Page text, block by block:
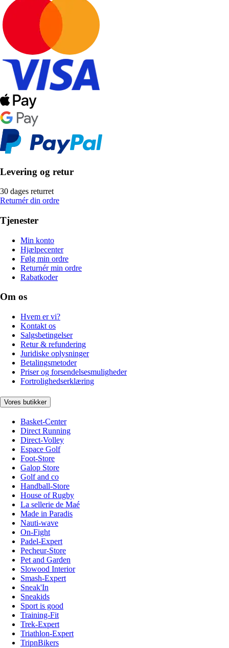
Levering og retur
30 dages returret
Returnér din ordre
Tjenester
Min konto
Hjælpecenter
Følg min ordre
Returnér min ordre
Rabatkoder
Om os
Hvem er vi?
Kontakt os
Salgsbetingelser
Retur & refundering
Juridiske oplysninger
Betalingsmetoder
Priser og forsendelsesmuligheder
Fortrolighedserklæring
Vores butikker
Basket-Center
Direct Running
Direct-Volley
Espace Golf
Foot-Store
Galop Store
Golf and co
Handball-Store
House of Rugby
La sellerie de Maé
Made in Paradis
Nauti-wave
On-Fight
Padel-Expert
Pecheur-Store
Pet and Garden
Slowood Interior
Smash-Expert
Sneak'In
Sneakids
Sport is good
Training-Fit
Trek-Expert
Triathlon-Expert
TripnBikers